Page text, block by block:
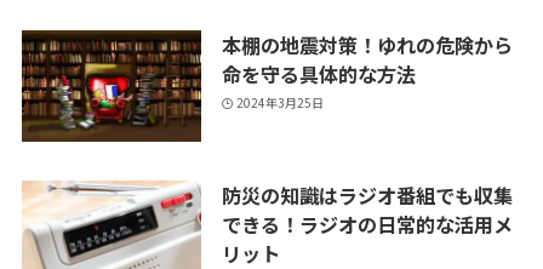
本棚の地震対策！ゆれの危険から
命を守る具体的な方法
2024年3月25日
防災の知識はラジオ番組でも収集
できる！ラジオの日常的な活用メ
リット